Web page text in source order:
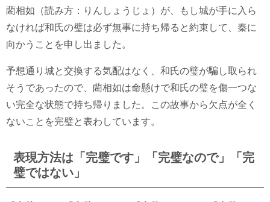
藺相如（読み方：りんしょうじょ）が、もし城が手に入ら
なければ和氏の璧は必ず無事に持ち帰ると約束して、秦に
向かうことを申し出ました。
予想通り城と交換する気配はなく、和氏の璧が騙し取られ
そうであったので、藺相如は命懸けで和氏の璧を傷一つな
い完全な状態で持ち帰りました。この故事から欠点が全く
ないことを完璧と表わしています。
表現方法は「完璧です」「完璧なので」「完
璧ではない」